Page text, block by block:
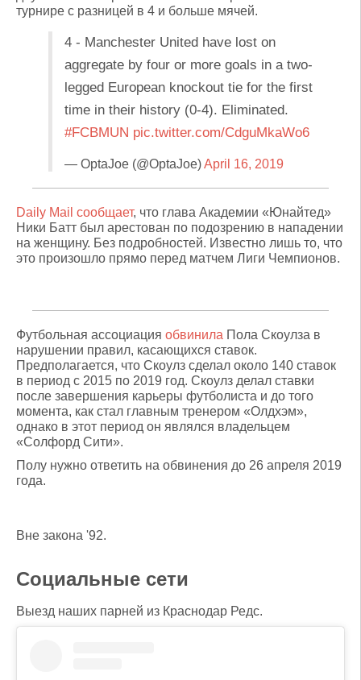
турнире с разницей в 4 и больше мячей.
4 - Manchester United have lost on
aggregate by four or more goals in a two-
legged European knockout tie for the first
time in their history (0-4). Eliminated.
#FCBMUN pic.twitter.com/CdguMkaWo6
— OptaJoe (@OptaJoe)April 16, 2019
Daily Mail сообщает, что глава Академии «Юнайтед»
Ники Батт был арестован по подозрению в нападении
на женщину. Без подробностей. Известно лишь то, что
это произошло прямо перед матчем Лиги Чемпионов.
Футбольная ассоциация обвинила Пола Скоулза в
нарушении правил, касающихся ставок.
Предполагается, что Скоулз сделал около 140 ставок
в период с 2015 по 2019 год. Скоулз делал ставки
после завершения карьеры футболиста и до того
момента, как стал главным тренером «Олдхэм»,
однако в этот период он являлся владельцем
«Солфорд Сити».
Полу нужно ответить на обвинения до 26 апреля 2019
года.
Вне закона '92.
Социальные сети
Выезд наших парней из Краснодар Редс.